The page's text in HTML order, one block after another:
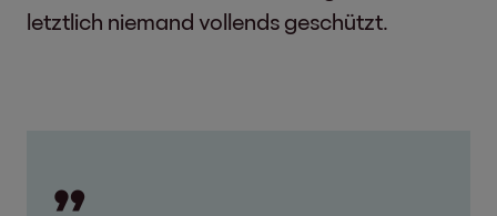
letztlich niemand vollends geschützt.